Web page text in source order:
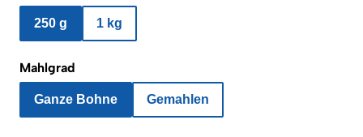
250 g 1 kg
Mahlgrad
Ganze Bohne Gemahlen